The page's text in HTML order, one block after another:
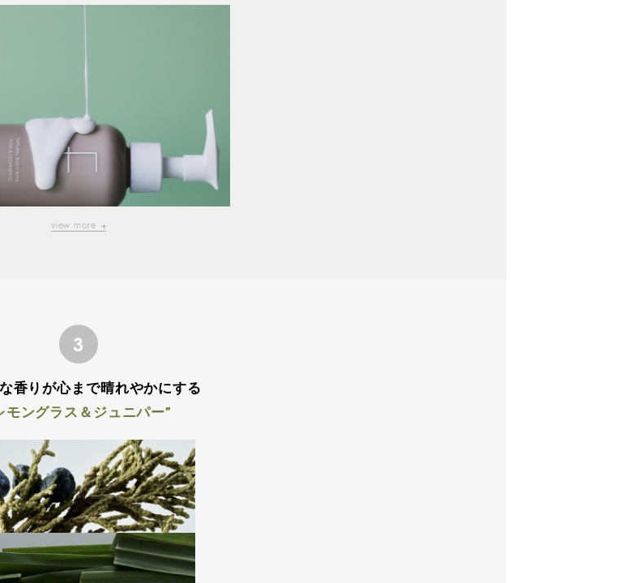
view more
3
香りが心まで晴れやかにする
モングラス＆ジュニパー”